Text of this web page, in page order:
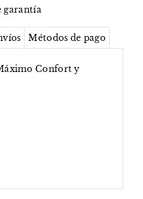
garantía
Métodos de pago
Confort y